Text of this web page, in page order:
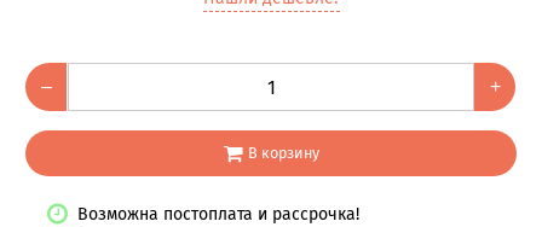
– +
В корзину
Возможна постоплата и рассрочка!